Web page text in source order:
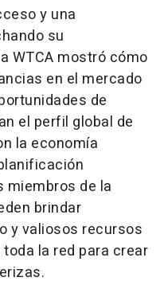
y una
su
WTCA mostró cómo
en el mercado
de
el perfil global de
la economía
miembros de la
brindar
y valiosos recursos
la red para crear